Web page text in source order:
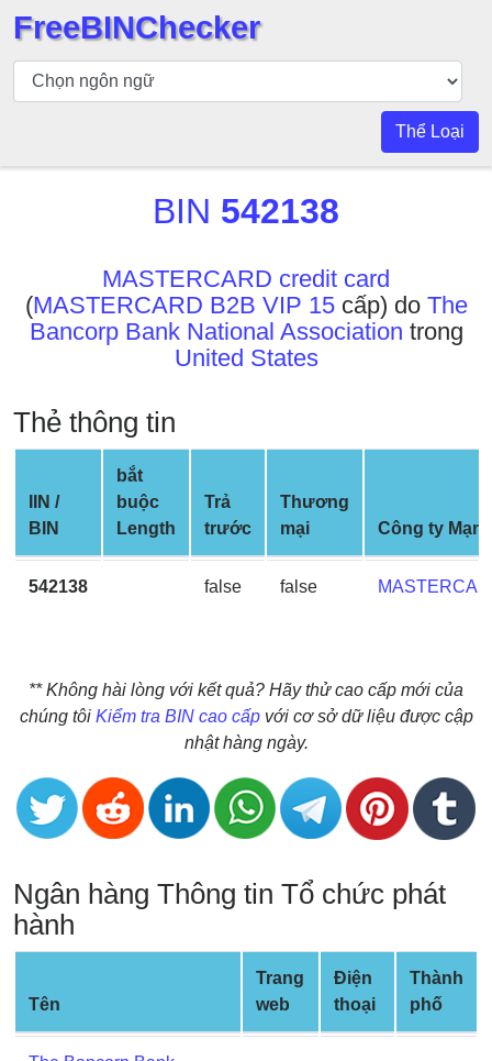
Kiểm
tra
BIN
API
BIN
v2
BIN
CC
Generator
from
Credit
Card
Credit
Card
Generator
Credit
Card
Generator
Credit
Card
FreeBINChecker
Thể Loại
BIN 542138
MASTERCARD credit card
(MASTERCARD B2B VIP 15cấp) do The
Bancorp Bank National Association trong
United States
Thẻ thông tin
IIN /
BIN
bắt
buộc
Length
Trả
trước
Thương
mại
Công ty
542138 false false
** Không hài lòng với kết quả? Hãy thử cao cấp mới của
chúng tôi Kiểm tra BIN cao cấpvới cơ sở dữ liệu được cập
nhật hàng ngày.
Ngân hàng Thông tin Tổ chức phát
hành
Tên
Trang
web
Điện
thoại
Thành
phố